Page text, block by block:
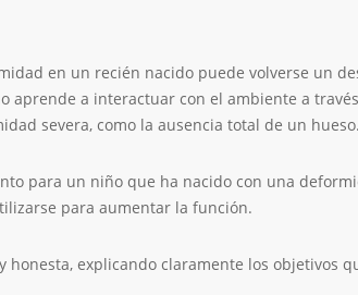
en un recién nacido puede volverse un
a interactuar con el ambiente a
severa, como la ausencia total de un hueso.
para un niño que ha nacido con una
para aumentar la función.
explicando claramente los objetivos